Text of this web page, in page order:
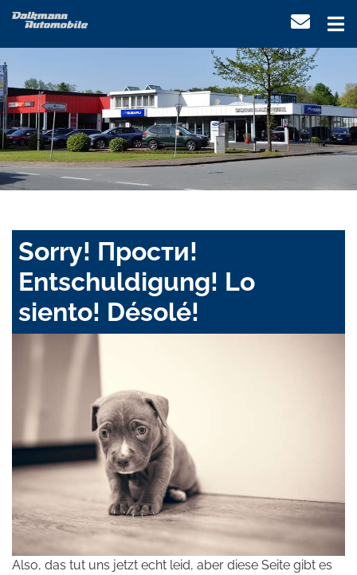
Sorry! Прости!
Entschuldigung! Lo
siento! Désolé!
Also, das tut uns jetzt echt leid, aber diese Seite gibt es